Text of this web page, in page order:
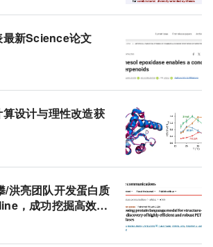
最新Science论文
设计与理性改造获
洪亮团队开发蛋白质
，成功挖掘高效的